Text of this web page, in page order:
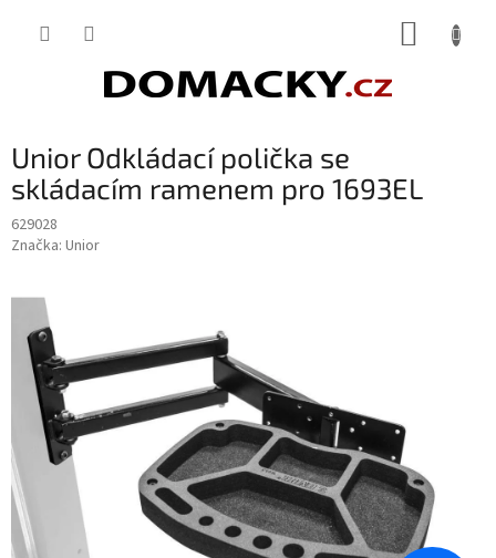
Unior Odkládací polička se
skládacím ramenem pro 1693EL
629028
Značka: Unior